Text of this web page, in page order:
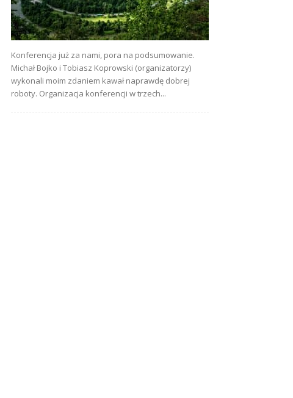
Konferencja już za nami, pora na podsumowanie.
Michał Bojko i Tobiasz Koprowski (organizatorzy)
wykonali moim zdaniem kawał naprawdę dobrej
roboty. Organizacja konferencji w trzech...